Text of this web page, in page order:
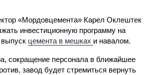
«Мордовцемента» Карел Оклештек
инвестиционную программу на
цемента в мешках и навалом.
сокращение персонала в ближайшее
завод будет стремиться вернуть